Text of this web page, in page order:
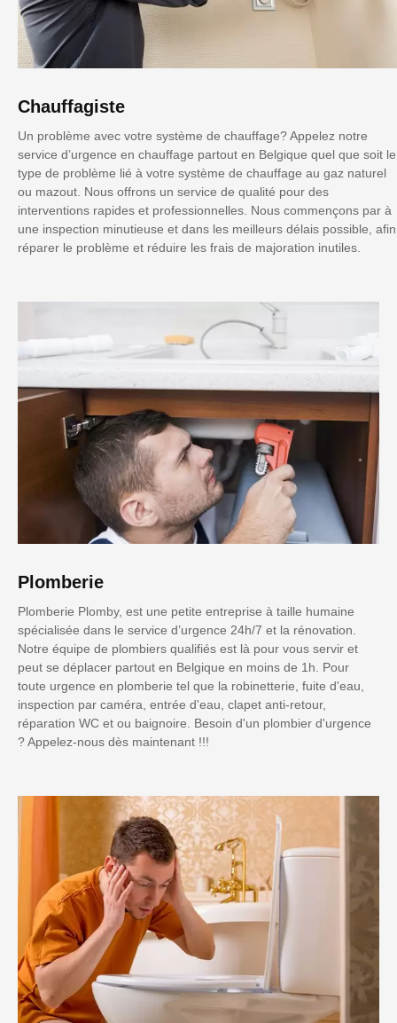
Chauffagiste
Un problème avec votre système de chauffage? Appelez notre
service d’urgence en chauffage partout en Belgique quel que soit le
type de problème lié à votre système de chauffage au gaz naturel
ou mazout. Nous offrons un service de qualité pour des
interventions rapides et professionnelles. Nous commençons par à
une inspection minutieuse et dans les meilleurs délais possible, afin
réparer le problème et réduire les frais de majoration inutiles.
Plomberie
Plomberie Plomby, est une petite entreprise à taille humaine
spécialisée dans le service d’urgence 24h/7 et la rénovation.
Notre équipe de plombiers qualifiés est là pour vous servir et
peut se déplacer partout en Belgique en moins de 1h. Pour
toute urgence en plomberie tel que la robinetterie, fuite d'eau,
inspection par caméra, entrée d'eau, clapet anti-retour,
réparation WC et ou baignoire. Besoin d'un plombier d'urgence
? Appelez-nous dès maintenant !!!